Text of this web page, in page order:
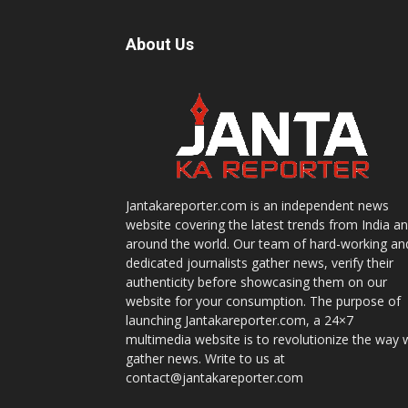
About Us
Jantakareporter.com is an independent news
website covering the latest trends from India
around the world. Our team of hard-working
dedicated journalists gather news, verify their
authenticity before showcasing them on our
website for your consumption. The purpose of
launching Jantakareporter.com, a 24×7
multimedia website is to revolutionize the way
gather news. Write to us at
contact@jantakareporter.com